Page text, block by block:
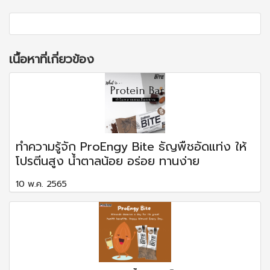
เนื้อหาที่เกี่ยวข้อง
ทำความรู้จัก ProEngy Bite ธัญพืชอัดแท่ง ให้
โปรตีนสูง น้ำตาลน้อย อร่อย ทานง่าย
10 พ.ค. 2565